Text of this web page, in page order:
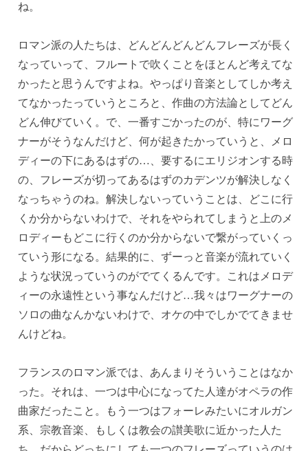
ね。
ロマン派の人たちは、どんどんどんどんフレーズが長く
なっていって、フルートで吹くことをほとんど考えてな
かったと思うんですよね。やっぱり音楽としてしか考え
てなかったっていうところと、作曲の方法論としてどん
どん伸びていく。で、一番すごかったのが、特にワーグ
ナーがそうなんだけど、何が起きたかっていうと、メロ
ディーの下にあるはずの…、要するにエリジオンする時
の、フレーズが切ってあるはずのカデンツが解決しなく
なっちゃうのね。解決しないっていうことは、どこに行
くか分からないわけで、それをやられてしまうと上のメ
ロディーもどこに行くのか分からないで繋がっていくっ
ていう形になる。結果的に、ずーっと音楽が流れていく
ような状況っていうのがでてくるんです。これはメロデ
ィーの永遠性という事なんだけど…我々はワーグナーの
ソロの曲なんかないわけで、オケの中でしかでてきませ
んけどね。
フランスのロマン派では、あんまりそういうことはなか
った。それは、一つは中心になってた人達がオペラの作
曲家だったこと。もう一つはフォーレみたいにオルガン
系、宗教音楽、もしくは教会の讃美歌に近かった人た